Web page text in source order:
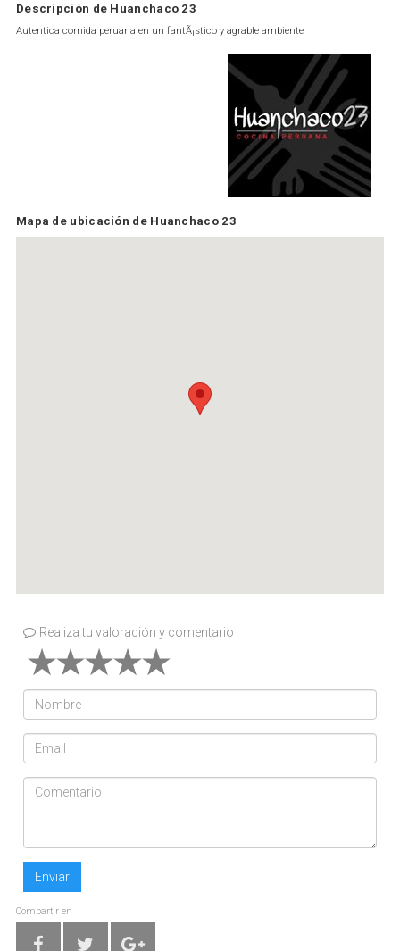
Descripción de Huanchaco 23
Autentica comida peruana en un fantÃ¡stico y agrable ambiente
Mapa de ubicación de Huanchaco 23
Realiza tu valoración y comentario
Enviar
Compartir en